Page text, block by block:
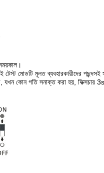
মোডটি মূলত ব্যবহারকারীদের
যখন কোন গতি সনাক্ত করা হয়,